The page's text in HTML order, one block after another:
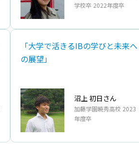
学校卒 2022年度卒
「大学で活きるIBの学びと未来へ
の展望」
沼上 初日さん
加藤学園暁秀高校 2023
年度卒